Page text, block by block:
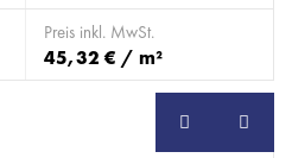
Preis inkl. MwSt.
45,32 € / m²